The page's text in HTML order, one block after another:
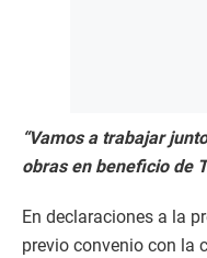
“Vamos a trabajar
obras en beneficio de
En declaraciones a la
previo convenio con la